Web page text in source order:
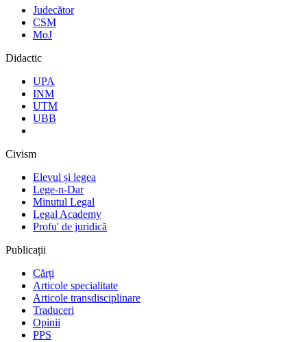
Judecător
CSM
MoJ
Didactic
UPA
INM
UTM
UBB
Civism
Elevul și legea
Lege-n-Dar
Minutul Legal
Legal Academy
Profu' de juridică
Publicații
Cărți
Articole specialitate
Articole transdisciplinare
Traduceri
Opinii
PPS